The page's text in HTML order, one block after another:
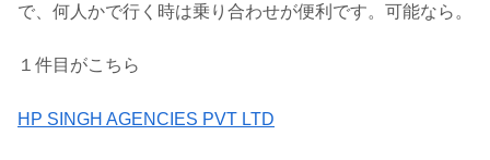
で、何人かで行く時は乗り合わせが便利です。可能なら。
１件目がこちら
HP SINGH AGENCIES PVT LTD